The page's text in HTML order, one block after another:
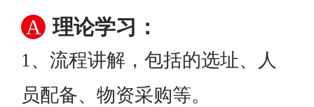
A 理论学习：
1、流程讲解，包括的选址、人
员配备、物资采购等。